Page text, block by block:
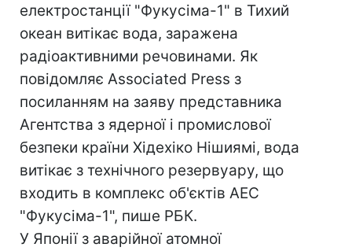
електростанції "Фукусіма-1" в Тихий
океан витікає вода, заражена
радіоактивними речовинами. Як
повідомляє Associated Press з
посиланням на заяву представника
Агентства з ядерної і промислової
безпеки країни Хідехіко Нішиямі, вода
витікає з технічного резервуару, що
входить в комплекс об'єктів АЕС
"Фукусіма-1", пише РБК.
У Японії з аварійної атомної